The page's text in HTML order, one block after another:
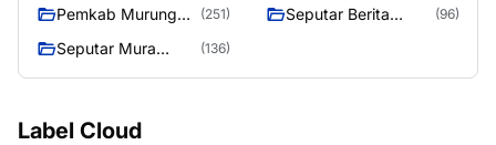
Pemkab Murung
(251)
Seputar Berita
(96)
Seputar Mura
(136)
Label Cloud